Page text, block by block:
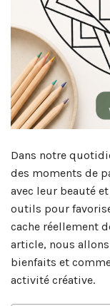
Dans notre
des moments de
avec leur beauté
outils pour
cache réellement
article, nous
bienfaits et
activité créative.